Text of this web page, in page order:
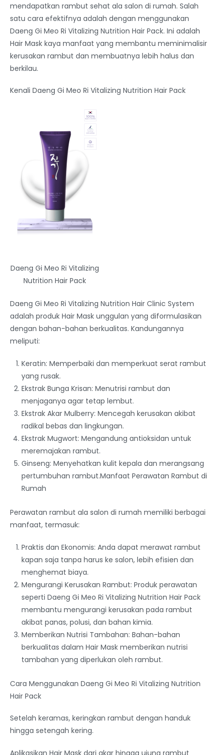
mendapatkan rambut sehat ala salon di rumah. Salah
satu cara efektifnya adalah dengan menggunakan
Daeng Gi Meo Ri Vitalizing Nutrition Hair Pack. Ini adalah
Hair Mask kaya manfaat yang membantu meminimalisir
kerusakan rambut dan membuatnya lebih halus dan
berkilau.
Kenali Daeng Gi Meo Ri Vitalizing Nutrition Hair Pack
Daeng Gi Meo Ri Vitalizing
Nutrition Hair Pack
Daeng Gi Meo Ri Vitalizing Nutrition Hair Clinic System
adalah produk Hair Mask unggulan yang diformulasikan
dengan bahan-bahan berkualitas. Kandungannya
meliputi:
Keratin: Memperbaiki dan memperkuat serat rambut
yang rusak.
Ekstrak Bunga Krisan: Menutrisi rambut dan
menjaganya agar tetap lembut.
Ekstrak Akar Mulberry: Mencegah kerusakan akibat
radikal bebas dan lingkungan.
Ekstrak Mugwort: Mengandung antioksidan untuk
meremajakan rambut.
Ginseng: Menyehatkan kulit kepala dan merangsang
pertumbuhan rambut.Manfaat Perawatan Rambut di
Rumah
Perawatan rambut ala salon di rumah memiliki berbagai
manfaat, termasuk:
Praktis dan Ekonomis: Anda dapat merawat rambut
kapan saja tanpa harus ke salon, lebih efisien dan
menghemat biaya.
Mengurangi Kerusakan Rambut: Produk perawatan
seperti Daeng Gi Meo Ri Vitalizing Nutrition Hair Pack
membantu mengurangi kerusakan pada rambut
akibat panas, polusi, dan bahan kimia.
Memberikan Nutrisi Tambahan: Bahan-bahan
berkualitas dalam Hair Mask memberikan nutrisi
tambahan yang diperlukan oleh rambut.
Cara Menggunakan Daeng Gi Meo Ri Vitalizing Nutrition
Hair Pack
Setelah keramas, keringkan rambut dengan handuk
hingga setengah kering.
Aplikasikan Hair Mask dari akar hingga ujung rambut